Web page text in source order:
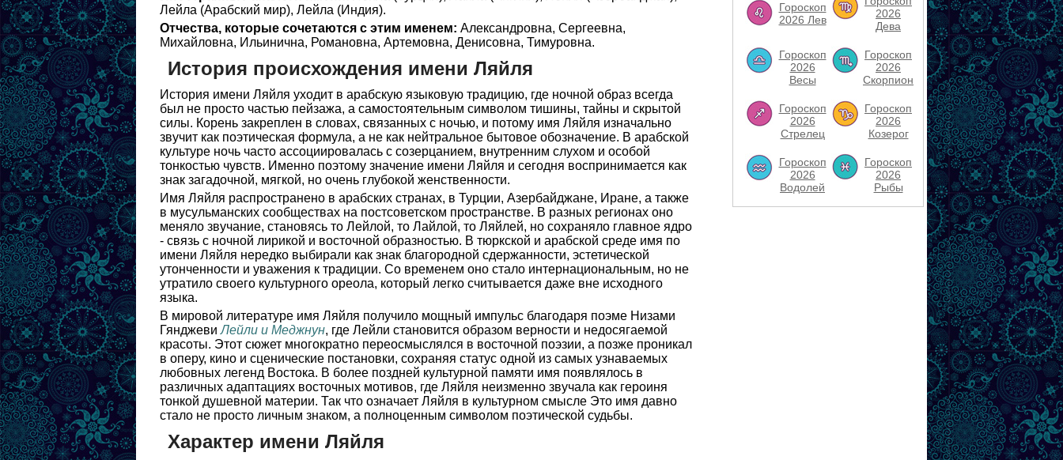
Лейла (Арабский мир), Лейла (Индия).
Отчества, которые сочетаются с этим именем: Александровна, Сергеевна,
Михайловна, Ильинична, Романовна, Артемовна, Денисовна, Тимуровна.
История происхождения имени Ляйля
История имени Ляйля уходит в арабскую языковую традицию, где ночной образ всегда
был не просто частью пейзажа, а самостоятельным символом тишины, тайны и скрытой
силы. Корень закреплен в словах, связанных с ночью, и потому имя Ляйля изначально
звучит как поэтическая формула, а не как нейтральное бытовое обозначение. В арабской
культуре ночь часто ассоциировалась с созерцанием, внутренним слухом и особой
тонкостью чувств. Именно поэтому значение имени Ляйля и сегодня воспринимается как
знак загадочной, мягкой, но очень глубокой женственности.
Имя Ляйля распространено в арабских странах, в Турции, Азербайджане, Иране, а также
в мусульманских сообществах на постсоветском пространстве. В разных регионах оно
меняло звучание, становясь то Лейлой, то Лайлой, то Ляйлей, но сохраняло главное ядро
- связь с ночной лирикой и восточной образностью. В тюркской и арабской среде имя по
имени Ляйля нередко выбирали как знак благородной сдержанности, эстетической
утонченности и уважения к традиции. Со временем оно стало интернациональным, но не
утратило своего культурного ореола, который легко считывается даже вне исходного
языка.
В мировой литературе имя Ляйля получило мощный импульс благодаря поэме Низами
ГянджевиЛейли и Меджнун, где Лейли становится образом верности и недосягаемой
красоты. Этот сюжет многократно переосмыслялся в восточной поэзии, а позже проникал
в оперу, кино и сценические постановки, сохраняя статус одной из самых узнаваемых
любовных легенд Востока. В более поздней культурной памяти имя появлялось в
различных адаптациях восточных мотивов, где Ляйля неизменно звучала как героиня
тонкой душевной материи. Так что означает Ляйля в культурном смысле Это имя давно
стало не просто личным знаком, а полноценным символом поэтической судьбы.
Характер имени Ляйля
Гороскоп
2026 Лев
2026
Дева
Гороскоп
2026
Весы
Гороскоп
2026
Скорпион
Гороскоп
2026
Стрелец
Гороскоп
2026
Козерог
Гороскоп
2026
Водолей
Гороскоп
2026
Рыбы